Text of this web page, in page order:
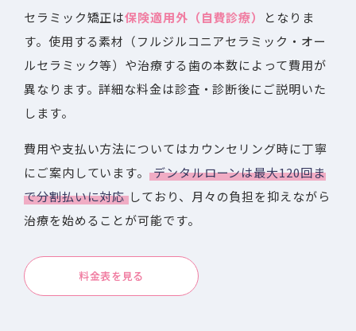
セラミック矯正は保険適用外（自費診療）
となりま
す。使用する素材（フルジルコニアセラミック・オー
ルセラミック等）や治療する歯の本数によって費用が
異なります。詳細な料金は診査・診断後にご説明いた
します。
費用や支払い方法についてはカウンセリング時に丁寧
にご案内しています。
デンタルローンは最大120回ま
で分割払いに対応 しており、月々の負担を抑えながら
治療を始めることが可能です。
料金表を見る